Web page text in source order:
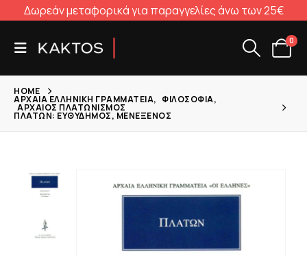
Δωρεάν μεταφορικά για παραγγελίες άνω των 25€
0
HOME
ΑΡΧΑΊΑ ΕΛΛΗΝΙΚΉ ΓΡΑΜΜΑΤΕΊΑ, ΦΙΛΟΣΟΦΊΑ,
ΑΡΧΑΊΟΣ ΠΛΑΤΩΝΙΣΜΌΣ
ΠΛΆΤΩΝ: ΕΥΘΎΔΗΜΟΣ, ΜΕΝΈΞΕΝΟΣ